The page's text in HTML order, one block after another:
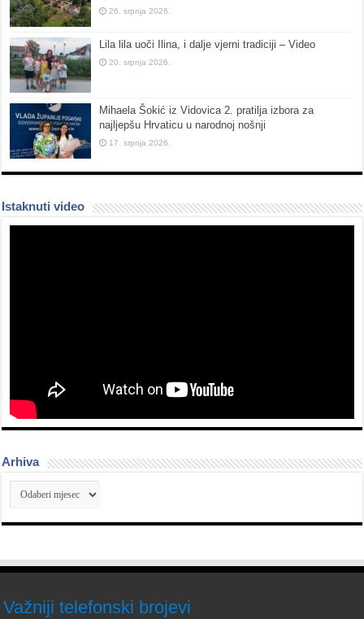
26. srpnja 2026.
Lila lila uoči Ilina, i dalje vjerni tradiciji – Video
20. srpnja 2026.
Mihaela Šokić iz Vidovica 2. pratilja izbora za
najljepšu Hrvaticu u narodnoj nošnji
17. srpnja 2026.
Istaknuti video
Arhiva
Arhiva
Važniji telefonski brojevi